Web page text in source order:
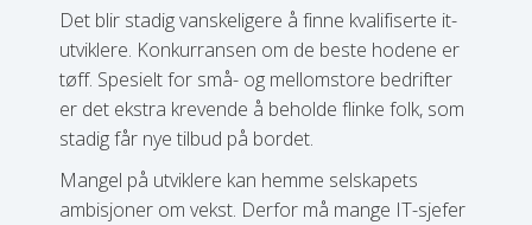
Det blir stadig vanskeligere å finne kvalifiserte it-
utviklere. Konkurransen om de beste hodene er
tøff. Spesielt for små- og mellomstore bedrifter
er det ekstra krevende å beholde flinke folk, som
stadig får nye tilbud på bordet.
Mangel på utviklere kan hemme selskapets
ambisjoner om vekst. Derfor må mange IT-sjefer